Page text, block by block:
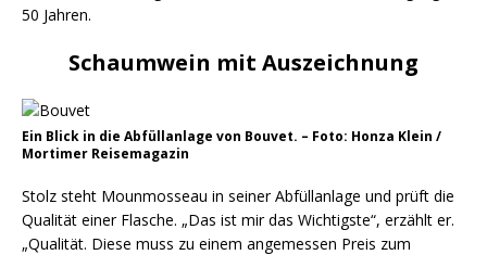
50 Jahren.
Schaumwein mit Auszeichnung
Ein Blick in die Abfüllanlage von Bouvet. – Foto: Honza Klein /
Mortimer Reisemagazin
Stolz steht Mounmosseau in seiner Abfüllanlage und prüft die
Qualität einer Flasche. „Das ist mir das Wichtigste“, erzählt er.
„Qualität. Diese muss zu einem angemessen Preis zum